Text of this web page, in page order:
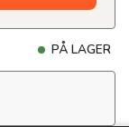
PÅ LAGER